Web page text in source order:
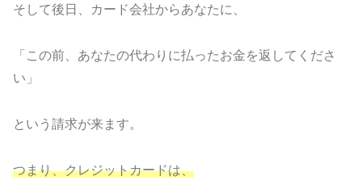
そして後日、カード会社からあなたに、
「この前、あなたの代わりに払ったお金を返してくださ
い」
という請求が来ます。
つまり、クレジットカードは、